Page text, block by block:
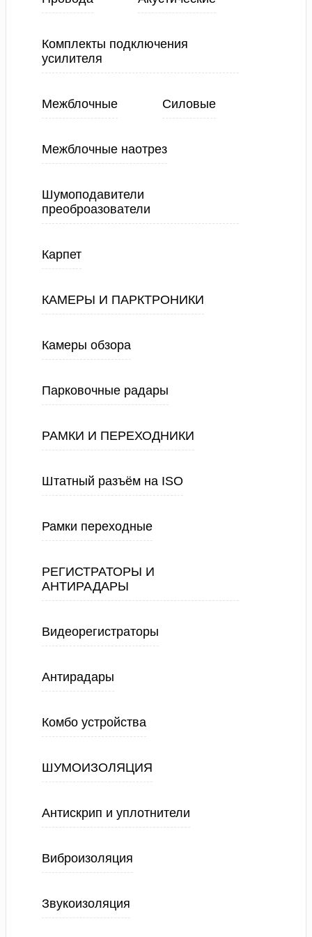
Комплекты подключения
усилителя
Межблочные Силовые
Межблочные наотрез
Шумоподавители
преоброазователи
Карпет
КАМЕРЫ И ПАРКТРОНИКИ
Камеры обзора
Парковочные радары
РАМКИ И ПЕРЕХОДНИКИ
Штатный разъём на ISO
Рамки переходные
РЕГИСТРАТОРЫ И
АНТИРАДАРЫ
Видеорегистраторы
Антирадары
Комбо устройства
ШУМОИЗОЛЯЦИЯ
Антискрип и уплотнители
Виброизоляция
Звукоизоляция